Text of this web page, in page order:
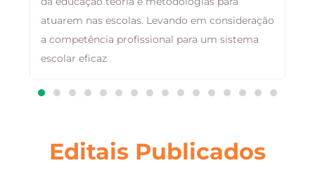
atuarem nas escolas. Levando em consideração
a competência profissional para um sistema
escolar eficaz
Editais Publicados